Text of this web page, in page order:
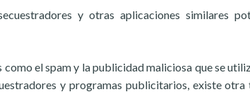
y otras aplicaciones similares
el spam y la publicidad maliciosa que se
y programas publicitarios, existe otra